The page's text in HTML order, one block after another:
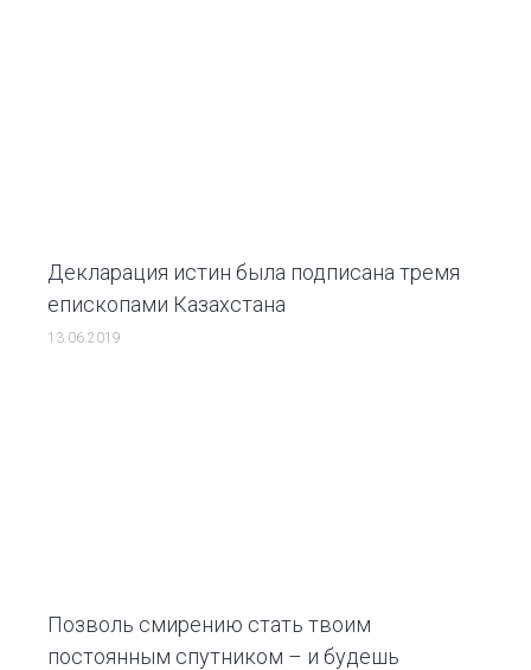
Декларация истин была подписана тремя
епископами Казахстана
13.06.2019
Позволь смирению стать твоим
постоянным спутником – и будешь